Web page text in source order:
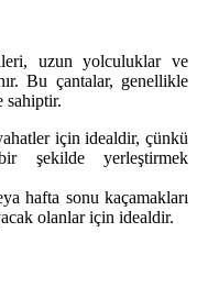
uzun yolculuklar ve
Bu çantalar, genellikle
sahiptir.
için idealdir, çünkü
şekilde yerleştirmek
hafta sonu kaçamakları
olanlar için idealdir.